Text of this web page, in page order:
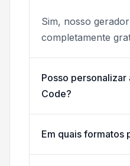
Sim, nosso
completamente
Posso personalizar
Code?
Em quais formatos